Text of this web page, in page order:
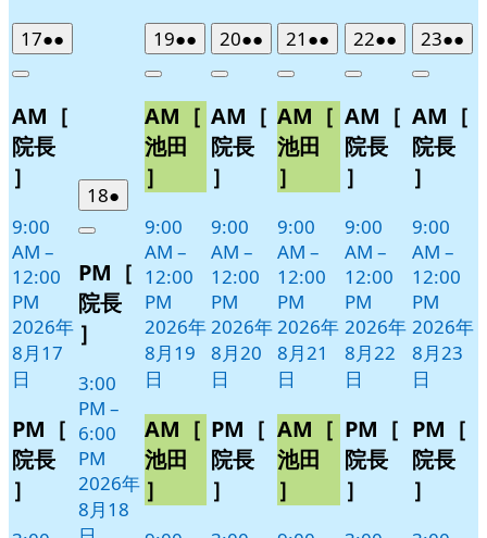
172026
年
月
17
日
●●
件
イ
Close
AM［
院長
］
9:00
AM –
12:00
PM
2026年
8月17
日
PM［
院長
］
182026
年
月
18
日
●
件
イ
ベ
Close
PM［
院長
］
3:00
PM –
6:00
PM
2026年
8月18
192026
年
月
19
日
●●
件
イ
ベ
ト)
Close
AM［
池田
］
9:00
AM –
12:00
PM
2026年
8月19
日
AM［
池田
］
202026
年
月
20
日
●●
件
イ
ベ
ト)
Close
AM［
院長
］
9:00
AM –
12:00
PM
2026年
8月20
日
PM［
院長
］
21 2026
年
月
21
日
●●
件
イ
ベ
ト)
Close
AM［
池田
］
9:00
AM –
12:00
PM
2026年
8月21
日
AM［
池田
］
222026
年
月
22
日
●●
件
イ
ベ
ト)
Close
AM［
院長
］
9:00
AM –
12:00
PM
2026年
8月22
日
PM［
院長
］
232026
年
月
23
日
●●
件
イ
Close
AM［
院長
］
9:00
AM –
12:00
PM
2026年
8月23
日
PM［
院長
］